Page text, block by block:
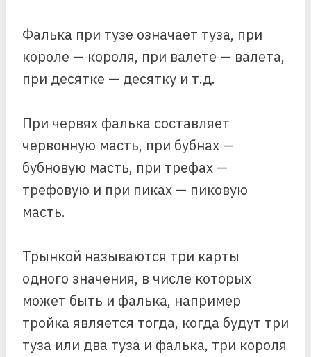
Фалька при тузе означает туза, при
короле — короля, при валете — валета,
при десятке — десятку и т.д.
При червях фалька составляет
червонную масть, при бубнах —
бубновую масть, при трефах —
трефовую и при пиках — пиковую
масть.
Трынкой называются три карты
одного значения, в числе которых
может быть и фалька, например
тройка является тогда, когда будут три
туза или два туза и фалька, три короля